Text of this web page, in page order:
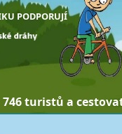
PODPORUJÍ
746 turistů a